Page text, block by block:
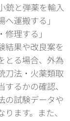
銃と弾薬を輸入
運搬する」
理する」
果や改良案を
とる場合、外為
刀法・火薬類取
るかの確認、
の試験データや
ます。また、